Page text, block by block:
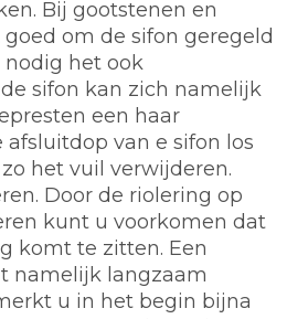
Bij gootstenen en
om de sifon geregeld
nodig het ook
sifon kan zich namelijk
een haar
afsluitdop van e sifon los
het vuil verwijderen.
Door de riolering op
kunt u voorkomen dat
komt te zitten. Een
namelijk langzaam
u in het begin bijna